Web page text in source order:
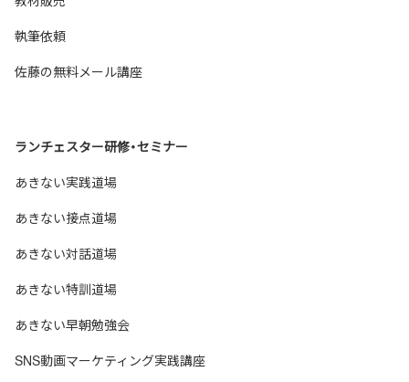
執筆依頼
佐藤の無料メール講座
ランチェスター研修・セミナー
あきない実践道場
あきない接点道場
あきない対話道場
あきない特訓道場
あきない早朝勉強会
SNS動画マーケティング実践講座